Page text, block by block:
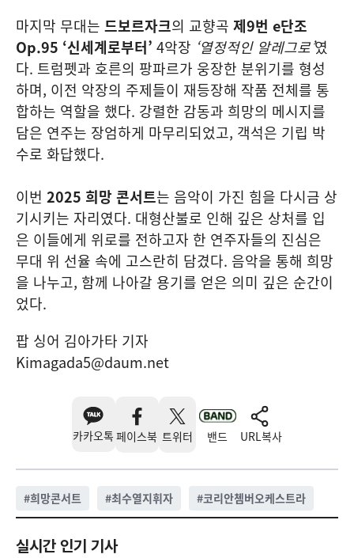
마지막 무대는 드보르자크의 교향곡 제9번 e단조
Op.95 ‘신세계로부터’ 4악장 ‘열정적인 알레그로’였
다. 트럼펫과 호른의 팡파르가 웅장한 분위기를 형성
하며, 이전 악장의 주제들이 재등장해 작품 전체를 통
합하는 역할을 했다. 강렬한 감동과 희망의 메시지를
담은 연주는 장엄하게 마무리되었고, 객석은 기립 박
수로 화답했다.
이번 2025 희망 콘서트는 음악이 가진 힘을 다시금 상
기시키는 자리였다. 대형산불로 인해 깊은 상처를 입
은 이들에게 위로를 전하고자 한 연주자들의 진심은
무대 위 선율 속에 고스란히 담겼다. 음악을 통해 희망
을 나누고, 함께 나아갈 용기를 얻은 의미 깊은 순간이
었다.
팝 싱어 김아가타 기자
Kimagada5@daum.net
카카오톡 페이스북 트위터 밴드 URL복사
#희망콘서트 #최수열지휘자 #코리안쳄버오케스트라
실시간 인기 기사